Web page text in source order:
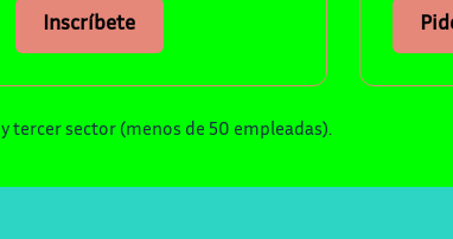
Inscríbete
tercer sector (menos de 50 empleadas).